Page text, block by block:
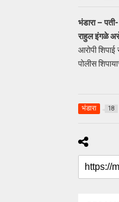
भंडारा –
राहुल इंगळे
आरोपी
पोलीस
भंडारा 18